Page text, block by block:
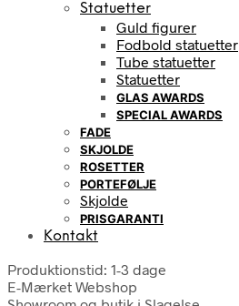
Statuetter
Guld figurer
Fodbold statuetter
Tube statuetter
Statuetter
GLAS AWARDS
SPECIAL AWARDS
FADE
SKJOLDE
ROSETTER
PORTEFØLJE
Skjolde
PRISGARANTI
Kontakt
Produktionstid: 1-3 dage
E-Mærket Webshop